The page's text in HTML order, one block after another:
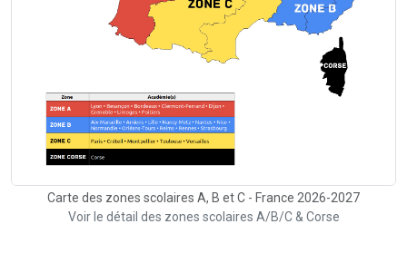
Carte des zones scolaires A, B et C - France 2026-2027
Voir le détail des zones scolaires A/B/C & Corse